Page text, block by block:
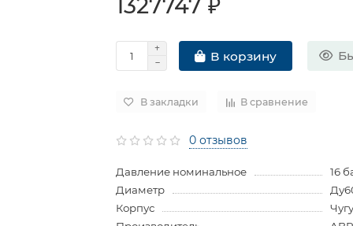
1327747 ₽
В корзину
В закладки В сравнение
0 отзывов
Давление номинальное
16
Диаметр
Корпус